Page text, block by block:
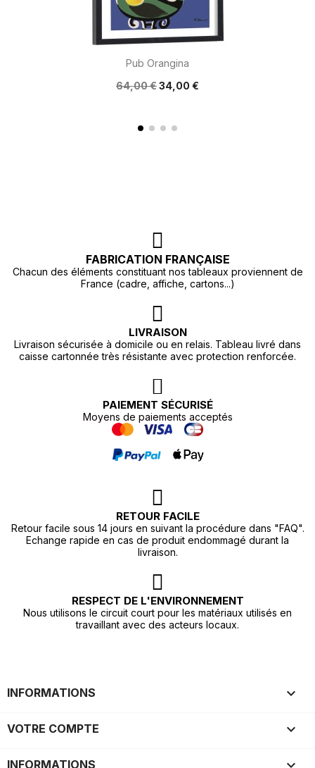
Pub Orangina
64,00 €34,00 €
FABRICATION FRANÇAISE
Chacun des éléments constituant nos tableaux proviennent de
France (cadre, affiche, cartons...)
LIVRAISON
Livraison sécurisée à domicile ou en relais. Tableau livré dans
caisse cartonnée très résistante avec protection renforcée.
PAIEMENT SÉCURISÉ
Moyens de paiements acceptés
RETOUR FACILE
Retour facile sous 14 jours en suivant la procédure dans "FAQ".
Echange rapide en cas de produit endommagé durant la
livraison.
RESPECT DE L'ENVIRONNEMENT
Nous utilisons le circuit court pour les matériaux utilisés en
travaillant avec des acteurs locaux.
INFORMATIONS 
VOTRE COMPTE 
INFORMATIONS